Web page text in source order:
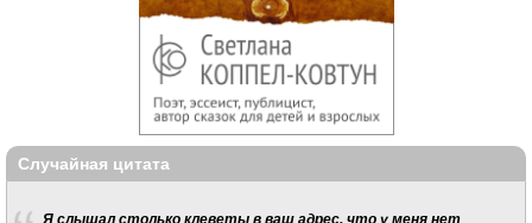
Случайная цитата
Я слышал столько клеветы в ваш адрес, что у меня нет